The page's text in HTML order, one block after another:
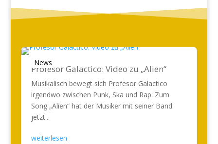
News
Profesor Galactico: Video zu „Alien“
Musikalisch bewegt sich Profesor Galactico
irgendwo zwischen Punk, Ska und Rap. Zum
Song „Alien“ hat der Musiker mit seiner Band
jetzt...
weiterlesen